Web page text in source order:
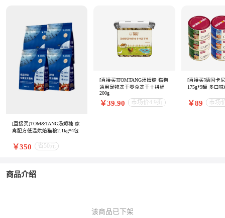
[直接买]TOM&TANG汤姆糖 家
禽配方低温烘焙猫粮2.1kg*4包
￥350 省50元
[直接买]TOMTANG汤姆糖 猫狗
通用宠物冻干零食冻干十拼桶
200g
￥39.90 市场价4.9折
[直接买]德国卡
175g*9罐 多口
￥89 市场
商品介绍
该商品已下架